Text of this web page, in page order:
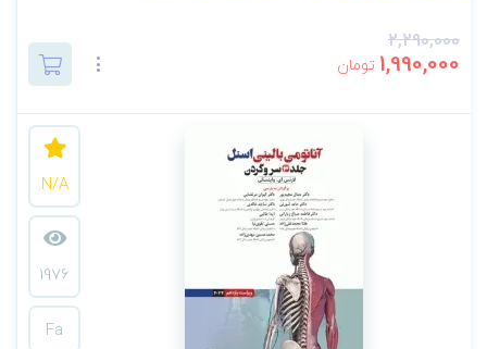
2,290,000
1,990,000 تومان
N/A
1976
Fa